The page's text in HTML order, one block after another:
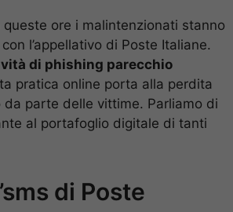
ore i malintenzionati stanno
l’appellativo di Poste Italiane.
di phishing parecchio
pratica online porta alla perdita
da parte delle vittime. Parliamo di
al portafoglio digitale di tanti
di Poste